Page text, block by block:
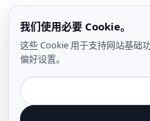
我们使用必要 Cookie。
这些 Cookie 用于支持网站基础
偏好设置。